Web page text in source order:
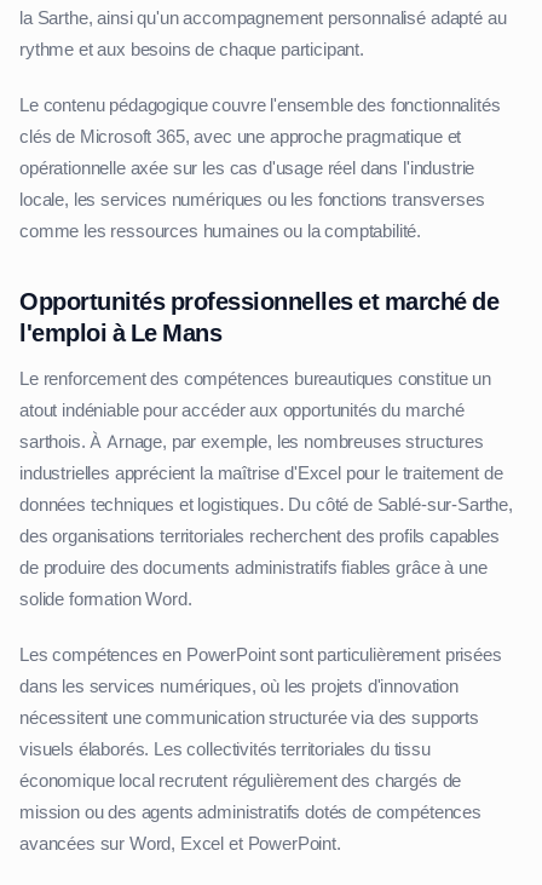
la Sarthe, ainsi qu'un accompagnement personnalisé adapté au
rythme et aux besoins de chaque participant.
Le contenu pédagogique couvre l'ensemble des fonctionnalités
clés de Microsoft 365, avec une approche pragmatique et
opérationnelle axée sur les cas d'usage réel dans l'industrie
locale, les services numériques ou les fonctions transverses
comme les ressources humaines ou la comptabilité.
Opportunités professionnelles et marché de
l'emploi à Le Mans
Le renforcement des compétences bureautiques constitue un
atout indéniable pour accéder aux opportunités du marché
sarthois. À Arnage, par exemple, les nombreuses structures
industrielles apprécient la maîtrise d'Excel pour le traitement de
données techniques et logistiques. Du côté de Sablé-sur-Sarthe,
des organisations territoriales recherchent des profils capables
de produire des documents administratifs fiables grâce à une
solide formation Word.
Les compétences en PowerPoint sont particulièrement prisées
dans les services numériques, où les projets d'innovation
nécessitent une communication structurée via des supports
visuels élaborés. Les collectivités territoriales du tissu
économique local recrutent régulièrement des chargés de
mission ou des agents administratifs dotés de compétences
avancées sur Word, Excel et PowerPoint.